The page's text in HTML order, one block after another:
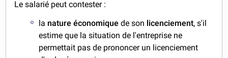
Le salarié peut contester :
la nature économiquede son licenciement, s'il
estime que la situation de l'entreprise ne
permettait pas de prononcer un licenciement